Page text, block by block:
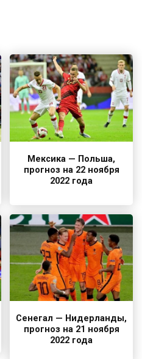
Мексика — Польша,
прогноз на 22 ноября
2022 года
Сенегал — Нидерланды,
прогноз на 21 ноября
2022 года